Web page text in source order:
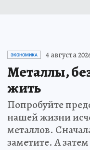
ЭКОНОМИКА 4 августа
Металлы,
жить
Попробуйте
нашей жизни
металлов.
заметите. А